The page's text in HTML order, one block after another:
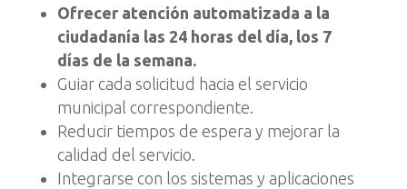
Ofrecer atención automatizada a la
ciudadanía las 24 horas del día, los 7
días de la semana.
Guiar cada solicitud hacia el servicio
municipal correspondiente.
Reducir tiempos de espera y mejorar la
calidad del servicio.
Integrarse con los sistemas y aplicaciones